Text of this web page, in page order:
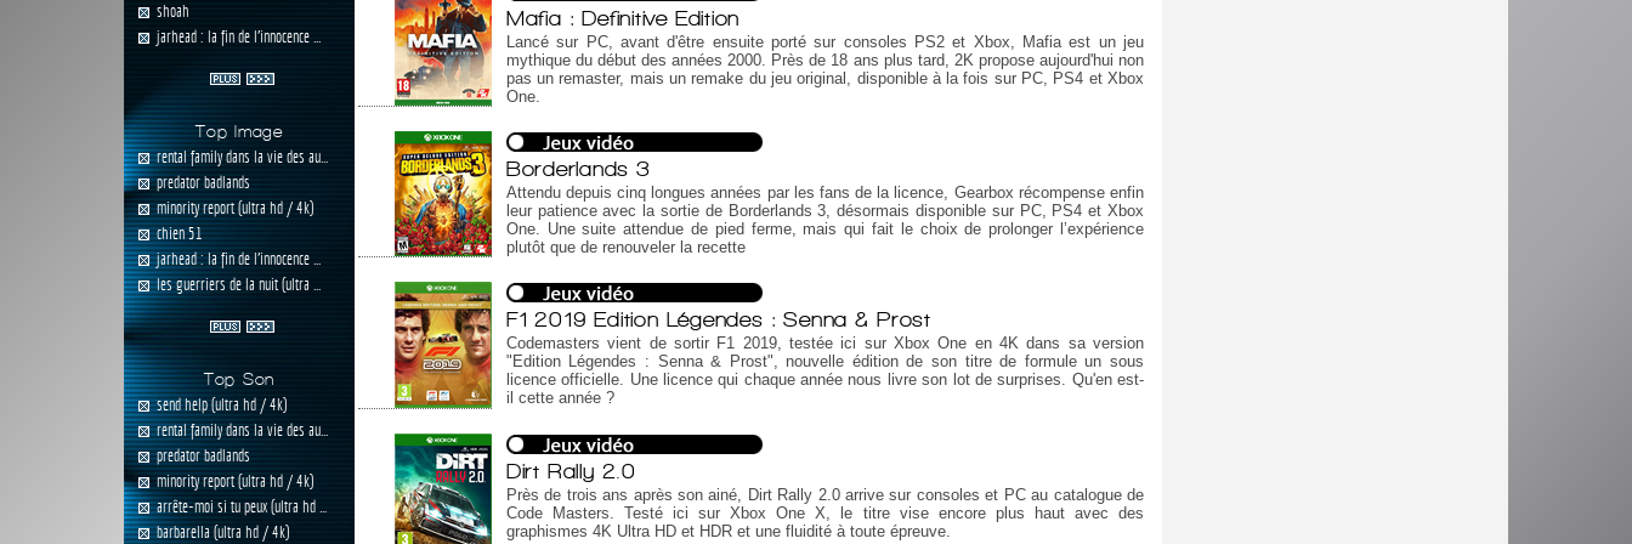
shoah
jarhead : la fin de l'innocence ...
Top Image
rental family dans la vie des au...
predator badlands
minority report (ultra hd / 4k)
chien 51
jarhead : la fin de l'innocence ...
les guerriers de la nuit (ultra ...
Top Son
send help (ultra hd / 4k)
rental family dans la vie des au...
predator badlands
minority report (ultra hd / 4k)
arrête-moi si tu peux (ultra hd ...
barbarella (ultra hd / 4k)
Mafia : Definitive Edition
Lancé sur PC, avant d'être ensuite porté sur consoles PS2 et Xbox, Mafia est un jeu
mythique du début des années 2000. Près de 18 ans plus tard, 2K propose aujourd'hui non
pas un remaster, mais un remake du jeu original, disponible à la fois sur PC, PS4 et Xbox
One.
Borderlands 3
Attendu depuis cinq longues années par les fans de la licence, Gearbox récompense enfin
leur patience avec la sortie de Borderlands 3, désormais disponible sur PC, PS4 et Xbox
One. Une suite attendue de pied ferme, mais qui fait le choix de prolonger l’expérience
plutôt que de renouveler la recette
F1 2019 Edition Légendes : Senna & Prost
Codemasters vient de sortir F1 2019, testée ici sur Xbox One en 4K dans sa version
"Edition Légendes : Senna & Prost", nouvelle édition de son titre de formule un sous
licence officielle. Une licence qui chaque année nous livre son lot de surprises. Qu'en est-
il cette année ?
Dirt Rally 2.0
Près de trois ans après son ainé, Dirt Rally 2.0 arrive sur consoles et PC au catalogue de
Code Masters. Testé ici sur Xbox One X, le titre vise encore plus haut avec des
graphismes 4K Ultra HD et HDR et une fluidité à toute épreuve.